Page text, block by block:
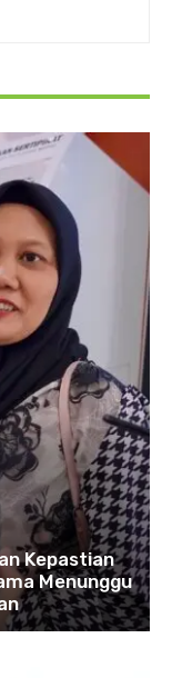
Kepastian
Menunggu